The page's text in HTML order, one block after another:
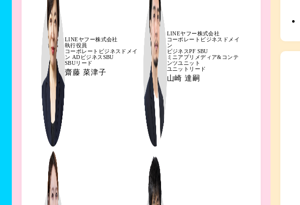
LINEヤフー株式会社
執行役員
コーポレートビジネスドメイ
ン ADビジネスSBU
SBUリード
齋藤 菜津子
LINEヤフー株式会社
コーポレートビジネスドメイ
ン
ビジネスPF SBU
ミニアプリメディア&コンテ
ンツユニット
ユニットリード
山崎 達嗣